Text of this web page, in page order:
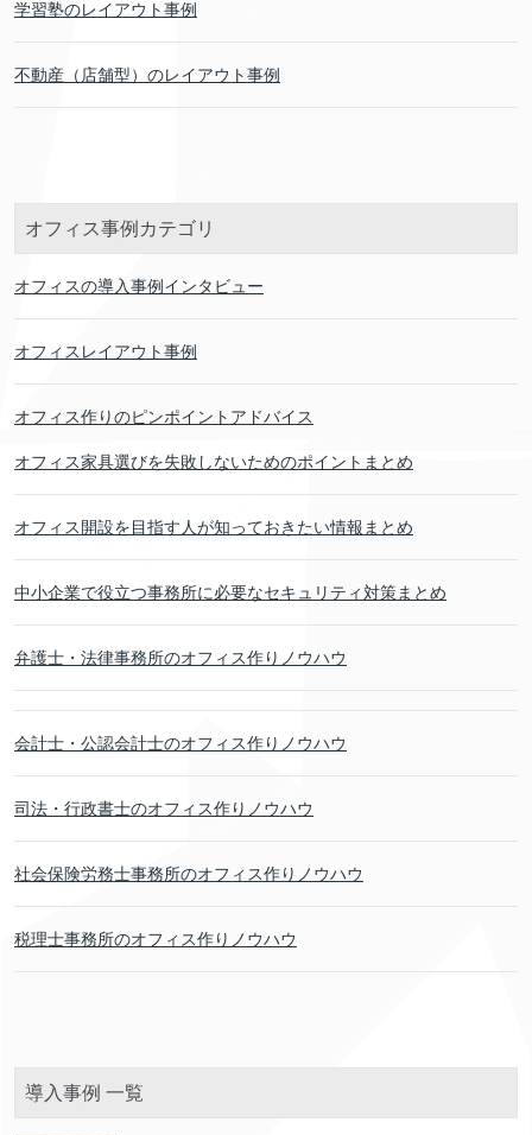
学習塾のレイアウト事例
不動産（店舗型）のレイアウト事例
オフィス事例カテゴリ
オフィスの導入事例インタビュー
オフィスレイアウト事例
オフィス作りのピンポイントアドバイス
オフィス家具選びを失敗しないためのポイントまとめ
オフィス開設を目指す人が知っておきたい情報まとめ
中小企業で役立つ事務所に必要なセキュリティ対策まとめ
弁護士・法律事務所のオフィス作りノウハウ
会計士・公認会計士のオフィス作りノウハウ
司法・行政書士のオフィス作りノウハウ
社会保険労務士事務所のオフィス作りノウハウ
税理士事務所のオフィス作りノウハウ
導入事例 一覧